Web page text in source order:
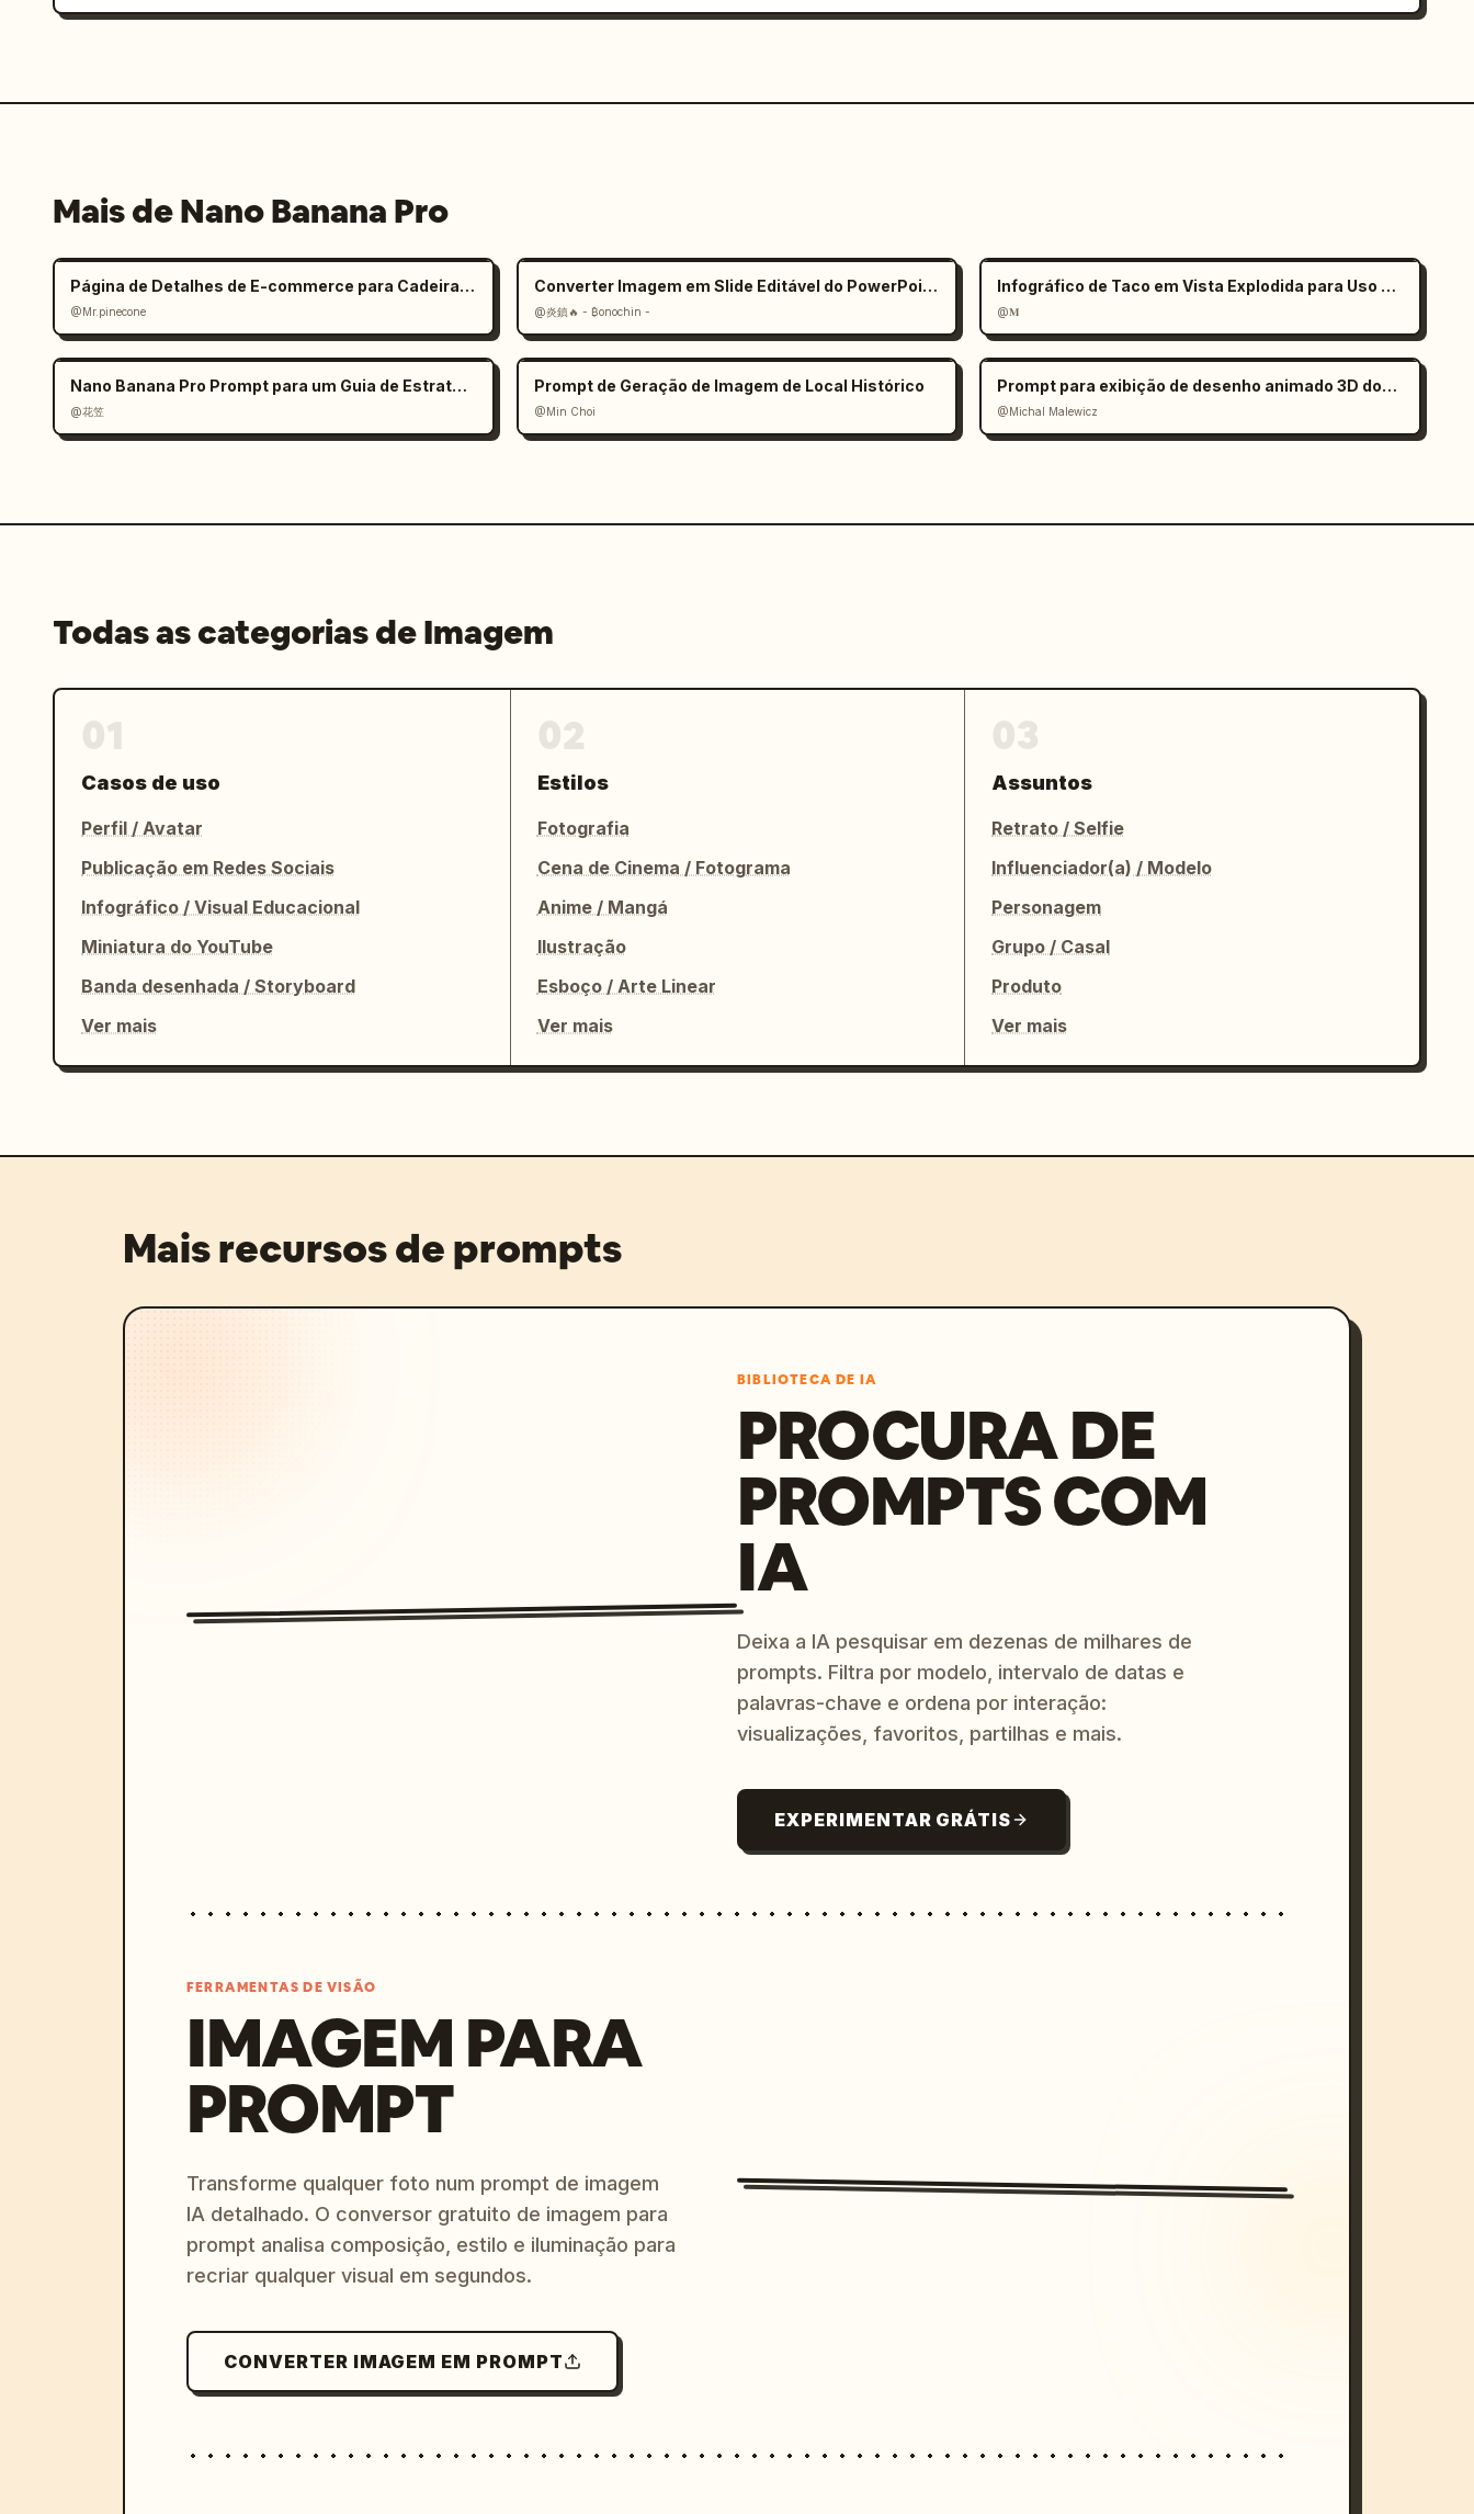
Mais de Nano Banana Pro
Página de Detalhes de E-commerce para Cadeira de Escritório Ergonômica (Mobile)
@Mr.pinecone
Converter Imagem em Slide Editável do PowerPoint Prompt
@炎鎮🔥 - ₿onochin -
Infográfico de Taco em Vista Explodida para Uso Comercial
@𝐌
Nano Banana Pro Prompt para um Guia de Estratégia de Jogo
@花笠
Prompt de Geração de Imagem de Local Histórico
@Min Choi
Prompt para exibição de desenho animado 3D dos edifícios mais altos da cidade
@Michal Malewicz
Todas as categorias de Imagem
Casos de uso
Perfil / Avatar
Publicação em Redes Sociais
Infográfico / Visual Educacional
Miniatura do YouTube
Banda desenhada / Storyboard
Ver mais
Estilos
Fotografia
Cena de Cinema / Fotograma
Anime / Mangá
Ilustração
Esboço / Arte Linear
Ver mais
Assuntos
Retrato / Selfie
Influenciador(a) / Modelo
Personagem
Grupo / Casal
Produto
Ver mais
Mais recursos de prompts
BIBLIOTECA DE IA
PROCURA DE
PROMPTS COM
IA
Deixa a IA pesquisar em dezenas de milhares de
prompts. Filtra por modelo, intervalo de datas e
palavras-chave e ordena por interação:
visualizações, favoritos, partilhas e mais.
EXPERIMENTAR GRÁTIS
FERRAMENTAS DE VISÃO
IMAGEM PARA
PROMPT
Transforme qualquer foto num prompt de imagem
IA detalhado. O conversor gratuito de imagem para
prompt analisa composição, estilo e iluminação para
recriar qualquer visual em segundos.
CONVERTER IMAGEM EM PROMPT